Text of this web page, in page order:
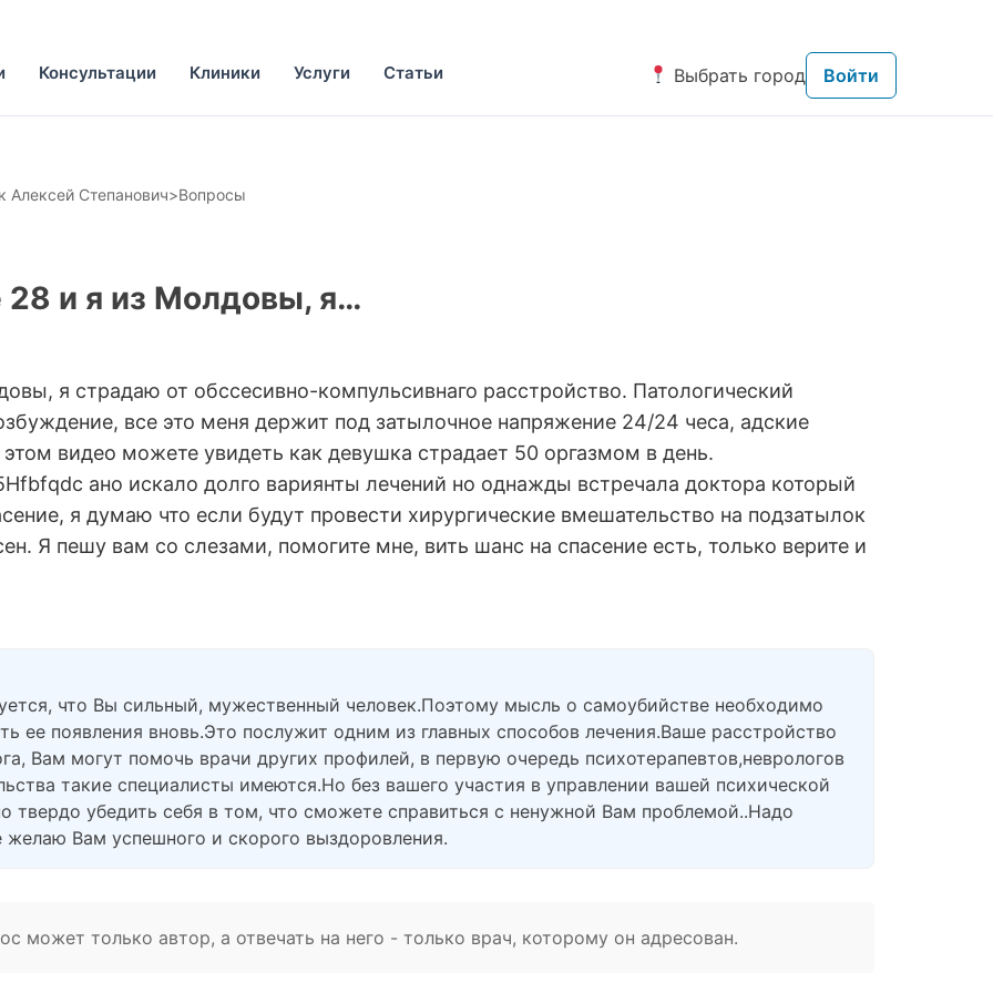
Консультации Клиники Услуги Статьи Выбрать город Войти
Алексей Степанович>Вопросы
28 и я из Молдовы, я…
я страдаю от обссесивно-компульсивнаго расстройство. Патологический
все это меня держит под затылочное напряжение 24/24 чеса, адские
видео можете увидеть как девушка страдает 50 оргазмом в день.
ано искало долго вариянты лечений но однажды встречала доктора который
я думаю что если будут провести хирургические вмешательство на подзатылок
Я пешу вам со слезами, помогите мне, вить шанс на спасение есть, только верите и
что Вы сильный, мужественный человек.Поэтому мысль о самоубийстве необходимо
ее появления вновь.Это послужит одним из главных способов лечения.Ваше расстройство
Вам могут помочь врачи других профилей, в первую очередь психотерапевтов,неврологов
такие специалисты имеются.Но без вашего участия в управлении вашей психической
твердо убедить себя в том, что сможете справиться с ненужной Вам проблемой..Надо
желаю Вам успешного и скорого выздоровления.
может только автор, а отвечать на него - только врач, которому он адресован.